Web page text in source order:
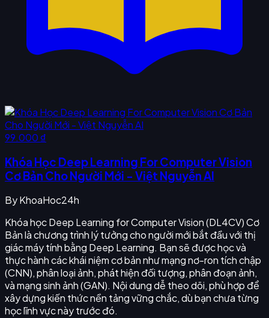
99.000 ₫
Khóa Học Deep Learning For Computer Vision
Cơ Bản Cho Người Mới - Việt Nguyễn AI
ByKhoaHoc24h
Khóa học Deep Learning for Computer Vision (DL4CV) Cơ
Bản là chương trình lý tưởng cho người mới bắt đầu với thị
giác máy tính bằng Deep Learning. Bạn sẽ được học và
thực hành các khái niệm cơ bản như mạng nơ-ron tích chập
(CNN), phân loại ảnh, phát hiện đối tượng, phân đoạn ảnh,
và mạng sinh ảnh (GAN). Nội dung dễ theo dõi, phù hợp để
xây dựng kiến thức nền tảng vững chắc, dù bạn chưa từng
học lĩnh vực này trước đó.